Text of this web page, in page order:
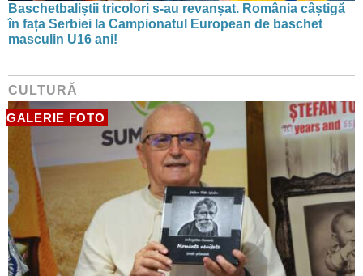
Baschetbaliștii tricolori s-au revanșat. România câștigă
în fața Serbiei la Campionatul European de baschet
masculin U16 ani!
CULTURĂ
GALERIE FOTO